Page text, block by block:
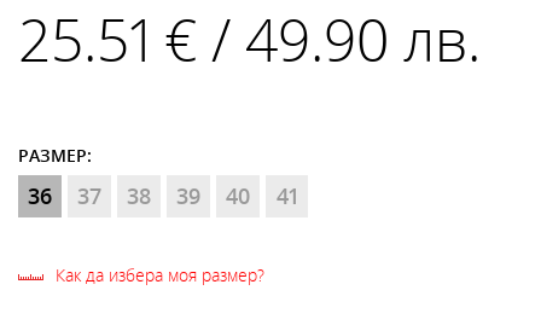
25.51 € / 49.90 лв.
РАЗМЕР:
36 37 38 39 40 41
Как да избера моя размер?